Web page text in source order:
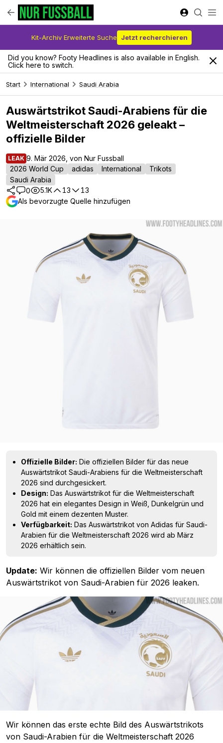
Kit-Archiv Erweiterte Suche Jetzt recherchieren
Did you know? Footy Headlines is also available in English.
Click here to switch.
Start International Saudi Arabia
Auswärtstrikot Saudi-Arabiens für die
Weltmeisterschaft 2026 geleakt –
offizielle Bilder
LEAK 9. Mär 2026, von Nur Fussball
2026 World Cup
adidas International
Trikots
Saudi Arabia
0
5.1K 13
13
Als bevorzugte Quelle hinzufügen
Offizielle Bilder: Die offiziellen Bilder für das neue
Auswärtstrikot Saudi-Arabiens für die Weltmeisterschaft
2026 sind durchgesickert.
Design: Das Auswärtstrikot für die Weltmeisterschaft
2026 hat ein elegantes Design in Weiß, Dunkelgrün und
Gold mit einem dezenten Muster.
Verfügbarkeit: Das Auswärtstrikot von Adidas für Saudi-
Arabien für die Weltmeisterschaft 2026 wird ab März
2026 erhältlich sein.
Update: Wir können die offiziellen Bilder vom neuen
Auswärtstrikot von Saudi-Arabien für 2026 leaken.
Wir können das erste echte Bild des Auswärtstrikots
von Saudi-Arabien für die Weltmeisterschaft 2026